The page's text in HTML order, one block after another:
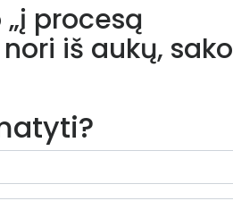
„į procesą
iš aukų, sako